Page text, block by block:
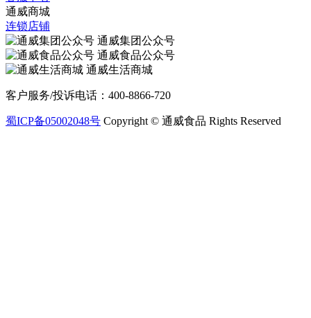
通威商城
连锁店铺
通威集团公众号
通威食品公众号
通威生活商城
客户服务/投诉电话：400-8866-720
蜀ICP备05002048号 Copyright © 通威食品 Rights Reserved